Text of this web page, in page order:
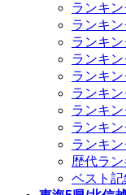
ランキン
ランキン
ランキン
ランキン
ランキン
ランキン
ランキン
ランキン
ランキン
歴代ラ
ベスト